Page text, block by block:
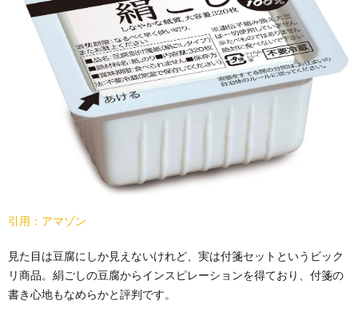
引用：アマゾン
見た目は豆腐にしか見えないけれど、実は付箋セットというビック
リ商品。絹ごしの豆腐からインスピレーションを得ており、付箋の
書き心地もなめらかと評判です。